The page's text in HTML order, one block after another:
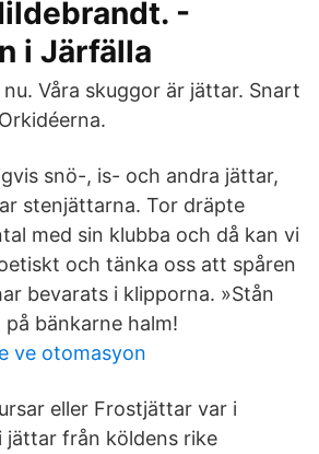
-
i Järfälla
Våra skuggor är jättar. Snart
snö-, is- och andra jättar,
stenjättarna. Tor dräpte
med sin klubba och då kan vi
och tänka oss att spåren
bevarats i klipporna. »Stån
bänkarne halm!
ve otomasyon
eller Frostjättar var i
jättar från köldens rike